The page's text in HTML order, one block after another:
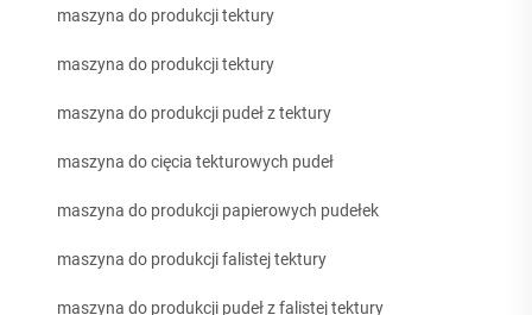
maszyna do produkcji tektury
maszyna do produkcji tektury
maszyna do produkcji pudeł z tektury
maszyna do cięcia tekturowych pudeł
maszyna do produkcji papierowych pudełek
maszyna do produkcji falistej tektury
maszyna do produkcji pudeł z falistej tektury